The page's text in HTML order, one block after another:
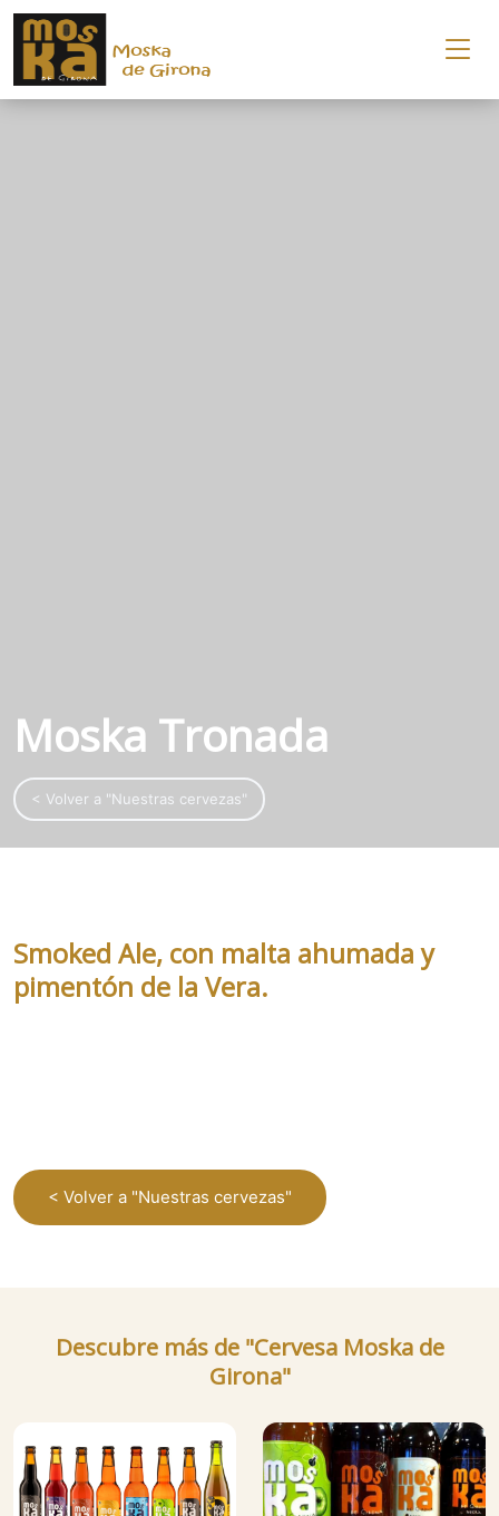
Moska Tronada
< Volver a "Nuestras cervezas"
Smoked Ale, con malta ahumada y
pimentón de la Vera.
< Volver a "Nuestras cervezas"
Descubre más de "Cervesa Moska de
Girona"